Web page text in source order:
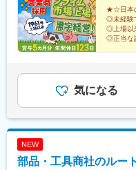
然環境が特徴です。さ
海道内のほぼ中央に位
非常に良い地域でもあ
また、UIターン希望者
弊社は国内自動車メー
海道では初めてかつ唯
品質の優れた鋳物で社
2012年8月には、
★☆日本
◎未経験
◎上場以
◎正当な
気になる
NEW
部品・工具商社のルー